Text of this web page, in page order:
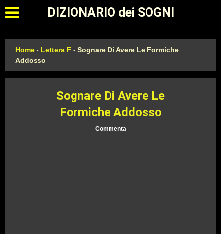
Apri il menu principale
DIZIONARIO dei SOGNI
Home - Lettera F -Sognare Di Avere Le Formiche
Addosso
Sognare Di Avere Le
Formiche Addosso
Commenta